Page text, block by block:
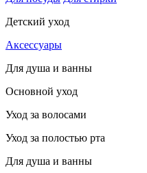
Детский уход
Аксессуары
Для душа и ванны
Основной уход
Уход за волосами
Уход за полостью рта
Для душа и ванны